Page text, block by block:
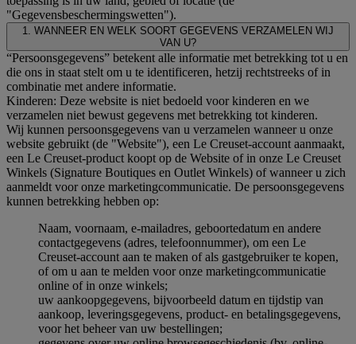
"Gegevensbeschermingswetten").
1. WANNEER EN WELK SOORT GEGEVENS VERZAMELEN WIJ
VAN U?
“Persoonsgegevens” betekent alle informatie met betrekking tot u en
die ons in staat stelt om u te identificeren, hetzij rechtstreeks of in
combinatie met andere informatie.
Kinderen: Deze website is niet bedoeld voor kinderen en we
verzamelen niet bewust gegevens met betrekking tot kinderen.
Wij kunnen persoonsgegevens van u verzamelen wanneer u onze
website gebruikt (de "Website"), een Le Creuset-account aanmaakt,
een Le Creuset-product koopt op de Website of in onze Le Creuset
Winkels (Signature Boutiques en Outlet Winkels) of wanneer u zich
aanmeldt voor onze marketingcommunicatie. De persoonsgegevens
kunnen betrekking hebben op:
Naam, voornaam, e-mailadres, geboortedatum en andere
contactgegevens (adres, telefoonnummer), om een Le
Creuset-account aan te maken of als gastgebruiker te kopen,
of om u aan te melden voor onze marketingcommunicatie
online of in onze winkels;
uw aankoopgegevens, bijvoorbeeld datum en tijdstip van
aankoop, leveringsgegevens, product- en betalingsgegevens,
voor het beheer van uw bestellingen;